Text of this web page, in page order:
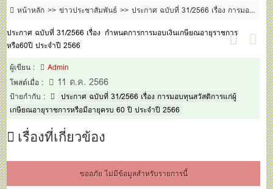
หน้าหลัก ข่าวประชาสัมพันธ์
ประกาศ ฉบับที่ 31/2566 เรื่อง การมอบ
ประกาศ ฉบับที่ 31/2566 เรื่อง กำหนดการการมอบเงินเกษียณอายุราชการ
หรือ60ปี ประจำปี 2566
ผู้เขียน :
Admin
โพสต์เมื่อ :
11 ต.ค. 2566
ป้ายกำกับ :
ประกาศ ฉบับที่ 31/2566 เรื่อง การมอบทุนสวัสดิการแก่ผู้
เกษียณอายุราชการหรือมีอายุครบ 60 ปี ประจำปี 2566
เรื่องที่เกี่ยวข้อง
ขออภัย ไม่มีข้อมูลสำหรับรายการนี้